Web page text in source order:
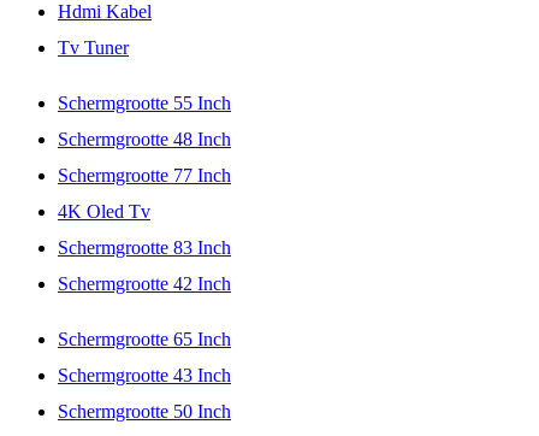
Hdmi Kabel
Tv Tuner
Schermgrootte 55 Inch
Schermgrootte 48 Inch
Schermgrootte 77 Inch
4K Oled Tv
Schermgrootte 83 Inch
Schermgrootte 42 Inch
Schermgrootte 65 Inch
Schermgrootte 43 Inch
Schermgrootte 50 Inch